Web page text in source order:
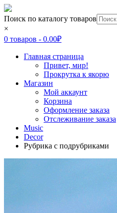
Поиск по каталогу товаров
×
0 товаров - 0.00₽
Главная страница
Привет, мир!
Прокрутка к якорю
Магазин
Мой аккаунт
Корзина
Оформление заказа
Отслеживание заказа
Music
Decor
Рубрика с подрубриками